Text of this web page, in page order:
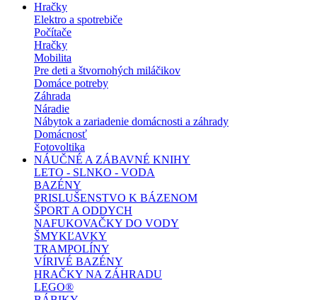
Hračky
Elektro a spotrebiče
Počítače
Hračky
Mobilita
Pre deti a štvornohých miláčikov
Domáce potreby
Záhrada
Náradie
Nábytok a zariadenie domácnosti a záhrady
Domácnosť
Fotovoltika
NÁUČNÉ A ZÁBAVNÉ KNIHY
LETO - SLNKO - VODA
BAZÉNY
PRISLUŠENSTVO K BÁZENOM
ŠPORT A ODDYCH
NAFUKOVAČKY DO VODY
ŠMYKĽAVKY
TRAMPOLÍNY
VÍRIVÉ BAZÉNY
HRAČKY NA ZÁHRADU
LEGO®